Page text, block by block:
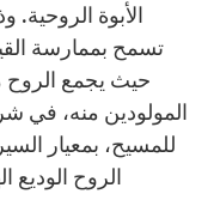
الأبوة
تسمح بممارسة
المولودين منه، في
للمسيح، بمعيار
الروح الوديع